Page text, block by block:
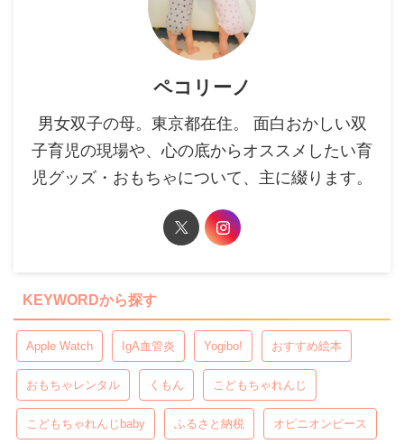
ペコリーノ
男女双子の母。東京都在住。 面白おかしい双
子育児の現場や、心の底からオススメしたい育
児グッズ・おもちゃについて、主に綴ります。
KEYWORDから探す
Apple Watch IgA血管炎 Yogibo! おすすめ絵本
おもちゃレンタル くもん こどもちゃれんじ
こどもちゃれんじbaby ふるさと納税 オピニオンピース